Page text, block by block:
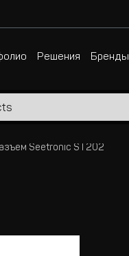
Решения Бренды
Seetronic ST202